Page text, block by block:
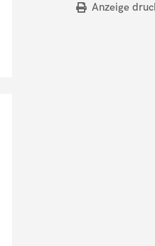
Anzeige